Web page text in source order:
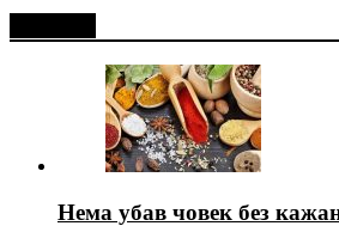
Нема убав човек без